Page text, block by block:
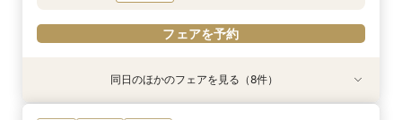
フェアを予約
衣装試着 特典あり 動画あり
衣装試着
衣装試着 特典あり
衣装試着 特典あり
衣装試着 特典あり
衣装試着 特典あり
衣装試着 特典あり
同日のほかのフェアを見る（8件）